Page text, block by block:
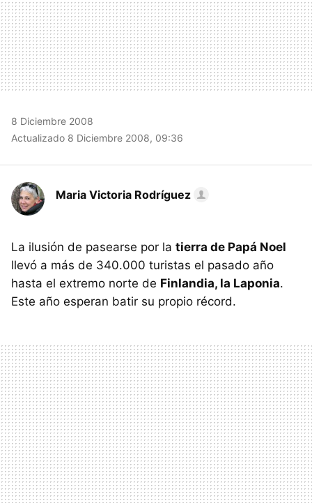
8 Diciembre 2008
Actualizado 8 Diciembre 2008, 09:36
Maria Victoria Rodríguez
La ilusión de pasearse por la tierra de Papá Noel
llevó a más de 340.000 turistas el pasado año
hasta el extremo norte de Finlandia, la Laponia.
Este año esperan batir su propio récord.